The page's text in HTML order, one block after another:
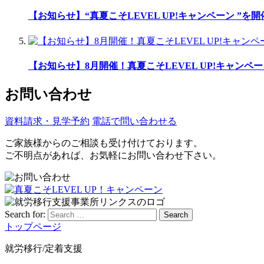
【お知らせ】“真夏こそLEVEL UP!キャンペーン ”を開
【お知らせ】8月開催！真夏こそLEVEL UP!キャンペー
お問い合わせ
資料請求・見学予約 電話で問い合わせる
ご家族様からのご相談も受け付けております。
ご不明点があれば、お気軽にお問い合わせ下さい。
Search for: Search
トップページ
就労移行/定着支援